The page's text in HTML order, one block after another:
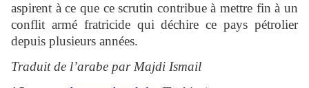
aspirent à ce que ce scrutin contribue à mettre fin à un
conflit armé fratricide qui déchire ce pays pétrolier
depuis plusieurs années.
Traduit de l’arabe par Majdi Ismail